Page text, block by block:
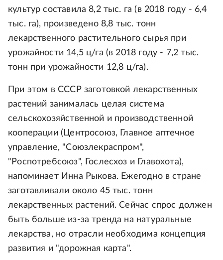
культур составила 8,2 тыс. га (в 2018 году - 6,4
тыс. га), произведено 8,8 тыс. тонн
лекарственного растительного сырья при
урожайности 14,5 ц/га (в 2018 году - 7,2 тыс.
тонн при урожайности 12,8 ц/га).
При этом в СССР заготовкой лекарственных
растений занималась целая система
сельскохозяйственной и производственной
кооперации (Центросоюз, Главное аптечное
управление, "Союзлекраспром",
"Роспотребсоюз", Гослесхоз и Главохота),
напоминает Инна Рыкова. Ежегодно в стране
заготавливали около 45 тыс. тонн
лекарственных растений. Сейчас спрос должен
быть больше из-за тренда на натуральные
лекарства, но отрасли необходима концепция
развития и "дорожная карта".